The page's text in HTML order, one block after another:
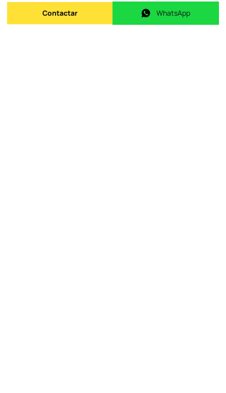
Enviar mensagem
Contactar WhatsApp
WhatsApp